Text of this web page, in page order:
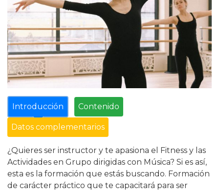
Introducción Contenido
Datos complementarios
¿Quieres ser instructor y te apasiona el Fitness y las
Actividades en Grupo dirigidas con Música? Si es así,
esta es la formación que estás buscando. Formación
de carácter práctico que te capacitará para ser